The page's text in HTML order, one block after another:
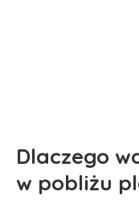
Dlaczego
w pobliżu